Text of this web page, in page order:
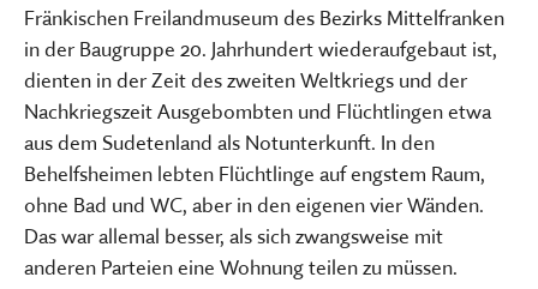
Fränkischen Freilandmuseum des Bezirks Mittelfranken
in der Baugruppe 20. Jahrhundert wiederaufgebaut ist,
dienten in der Zeit des zweiten Weltkriegs und der
Nachkriegszeit Ausgebombten und Flüchtlingen etwa
aus dem Sudetenland als Notunterkunft. In den
Behelfsheimen lebten Flüchtlinge auf engstem Raum,
ohne Bad und WC, aber in den eigenen vier Wänden.
Das war allemal besser, als sich zwangsweise mit
anderen Parteien eine Wohnung teilen zu müssen.